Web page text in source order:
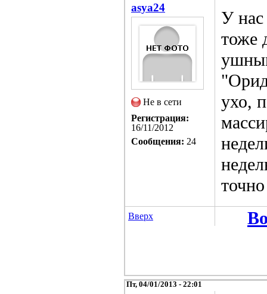
asya24
Не в сети
Регистрация:
16/11/2012
Сообщения: 24
У нас
тоже
ухо,
Вверх
Пт, 04/01/2013 - 22:01